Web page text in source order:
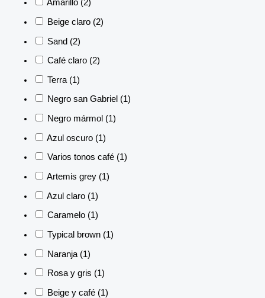
Amarillo (2)
Beige claro (2)
Sand (2)
Café claro (2)
Terra (1)
Negro san Gabriel (1)
Negro mármol (1)
Azul oscuro (1)
Varios tonos café (1)
Artemis grey (1)
Azul claro (1)
Caramelo (1)
Typical brown (1)
Naranja (1)
Rosa y gris (1)
Beige y café (1)